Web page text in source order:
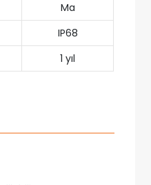
Ma
IP68
1 yıl